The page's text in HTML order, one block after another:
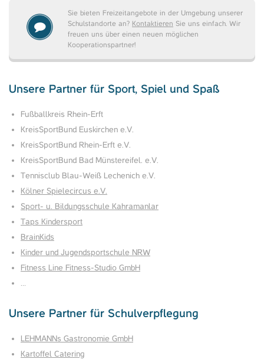
Sie bieten Freizeitangebote in der Umgebung unserer
Schulstandorte an? Kontaktieren Sie uns einfach. Wir
freuen uns über einen neuen möglichen
Kooperationspartner!
Unsere Partner für Sport, Spiel und Spaß
Fußballkreis Rhein-Erft
KreisSportBund Euskirchen e.V.
KreisSportBund Rhein-Erft e.V.
KreisSportBund Bad Münstereifel. e.V.
Tennisclub Blau-Weiß Lechenich e.V.
Kölner Spielecircus e.V.
Sport- u. Bildungsschule Kahramanlar
Taps Kindersport
BrainKids
Kinder und Jugendsportschule NRW
Fitness Line Fitness-Studio GmbH
…
Unsere Partner für Schulverpflegung
LEHMANNs Gastronomie GmbH
Kartoffel Catering